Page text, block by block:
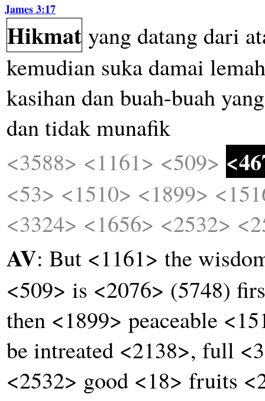
James 3:17
Hikmat yang datang dari
kemudian suka damai lemah
kasihan danbuah-buahyang
dantidakmunafik
<3588> <1161> <509>
<53> <1510> <1899>
<3324> <1656> <2532>
AV: But <1161> the
<509> is <2076> (5748)
then <1899> peaceable
be intreated <2138>, full
<2532> good <18> fruits